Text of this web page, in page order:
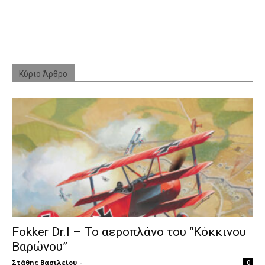
Κύριο Άρθρο
Fokker Dr.I – To αεροπλάνο του “Κόκκινου
Βαρώνου”
Στάθης Βασιλείου - 0